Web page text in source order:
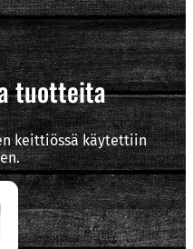
tuotteita
keittiössä käytettiin